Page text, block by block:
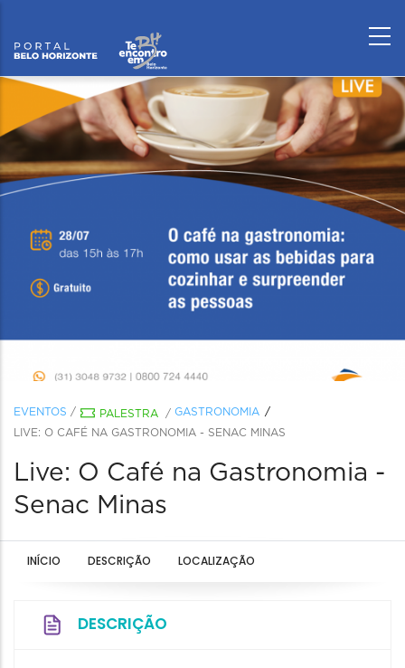
EVENTOS / PALESTRA / GASTRONOMIA
LIVE: O CAFÉ NA GASTRONOMIA - SENAC MINAS
Live: O Café na Gastronomia -
Senac Minas
INÍCIO DESCRIÇÃO LOCALIZAÇÃO
DESCRIÇÃO